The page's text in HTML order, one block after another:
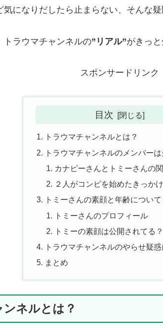
気になりだしたら止まらない、そんな
トラウマチャンネルの”リアル”がきっと
スポンサードリンク
目次
トラウマチャンネルとは？
トラウマチャンネルのメンバーは
カナピーさんとトミーさんの
２人がコンビを始めたきっかけ
トミーさんの素顔と年齢について
トミーさんのプロフィール
トミーの素顔は公開されてる？
トラウマチャンネルのやらせ疑
まとめ
ンネルとは？